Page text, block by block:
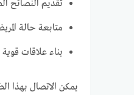
تقديم النصائح
متابعة حالة
بناء علاقات
يمكن الاتصال بهذا